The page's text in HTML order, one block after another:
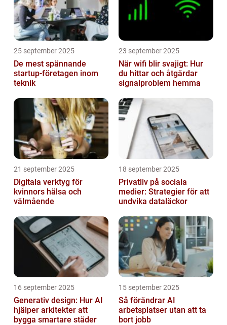
25 september 2025
De mest spännande
startup-företagen inom
teknik
23 september 2025
När wifi blir svajigt: Hur
du hittar och åtgärdar
signalproblem hemma
21 september 2025
Digitala verktyg för
kvinnors hälsa och
välmående
18 september 2025
Privatliv på sociala
medier: Strategier för att
undvika dataläckor
16 september 2025
Generativ design: Hur AI
hjälper arkitekter att
bygga smartare städer
15 september 2025
Så förändrar AI
arbetsplatser utan att ta
bort jobb